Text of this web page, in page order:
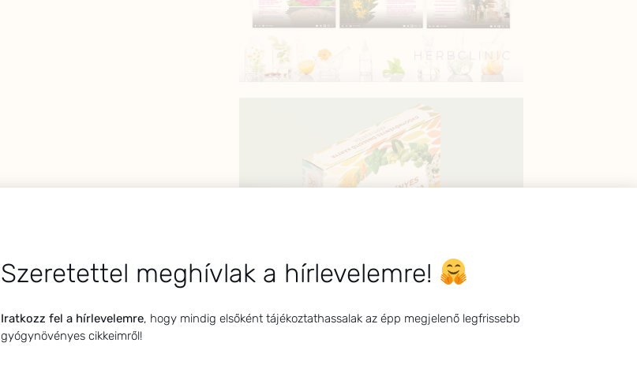
Szeretettel meghívlak a hírlevelemre!
Iratkozz fel a hírlevelemre, hogy mindig elsőként tájékoztathassalak az épp megjelenő legfrissebb
gyógynövényes cikkeimről!